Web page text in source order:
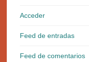
Acceder
Feed de entradas
Feed de comentarios